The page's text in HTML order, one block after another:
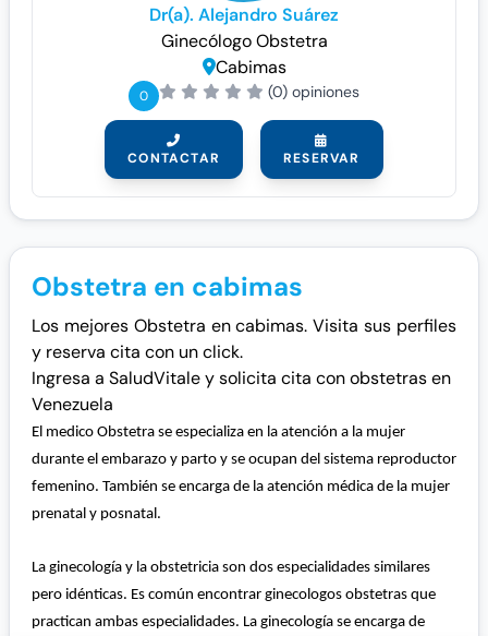
Dr(a). Alejandro Suárez
GinecólogoObstetra
Cabimas
0 (0) opiniones
CONTACTAR RESERVAR
Obstetra en cabimas
Los mejores Obstetra en cabimas. Visita sus perfiles
y reserva cita con un click.
Ingresa a SaludVitale y solicita cita con obstetras en
Venezuela
El medico Obstetra se especializa en la atención a la mujer
durante el embarazo y parto y se ocupan del sistema reproductor
femenino. También se encarga de la atención médica de la mujer
prenatal y posnatal.
La ginecología y la obstetricia son dos especialidades similares
pero idénticas. Es común encontrar ginecologos obstetras que
practican ambas especialidades. La ginecología se encarga de